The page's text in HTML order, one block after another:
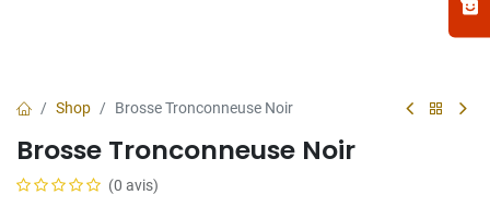
Shop Brosse Tronconneuse Noir
Brosse Tronconneuse Noir
(0 avis)